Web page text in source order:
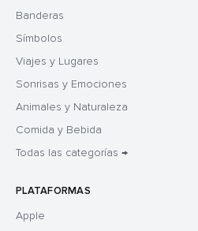
Banderas
Símbolos
Viajes y Lugares
Sonrisas y Emociones
Animales y Naturaleza
Comida y Bebida
Todas las categorías →
PLATAFORMAS
Apple